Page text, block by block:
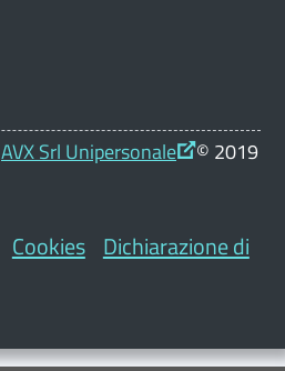
AVX Srl Unipersonale © 2019
Cookies Dichiarazione di